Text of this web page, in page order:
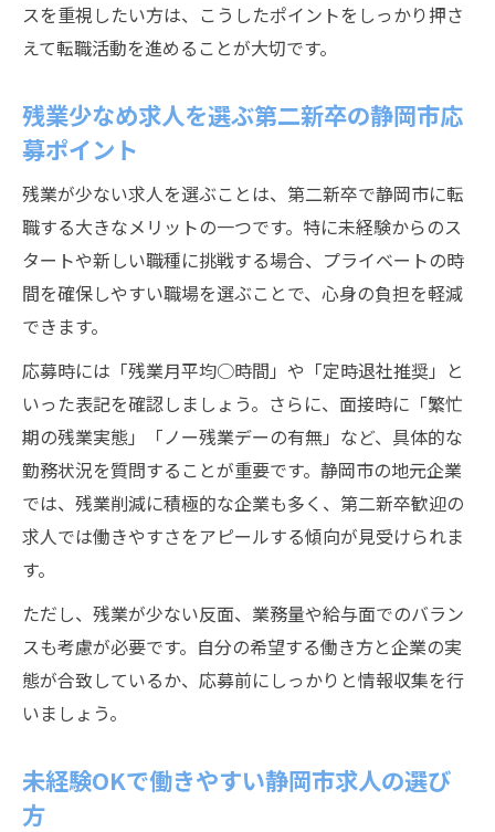
スを重視したい方は、こうしたポイントをしっかり押さ
えて転職活動を進めることが大切です。
残業少なめ求人を選ぶ第二新卒の静岡市応
募ポイント
残業が少ない求人を選ぶことは、第二新卒で静岡市に転
職する大きなメリットの一つです。特に未経験からのス
タートや新しい職種に挑戦する場合、プライベートの時
間を確保しやすい職場を選ぶことで、心身の負担を軽減
できます。
応募時には「残業月平均○時間」や「定時退社推奨」と
いった表記を確認しましょう。さらに、面接時に「繁忙
期の残業実態」「ノー残業デーの有無」など、具体的な
勤務状況を質問することが重要です。静岡市の地元企業
では、残業削減に積極的な企業も多く、第二新卒歓迎の
求人では働きやすさをアピールする傾向が見受けられま
す。
ただし、残業が少ない反面、業務量や給与面でのバラン
スも考慮が必要です。自分の希望する働き方と企業の実
態が合致しているか、応募前にしっかりと情報収集を行
いましょう。
未経験OKで働きやすい静岡市求人の選び
方